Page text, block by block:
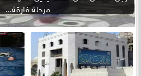
مرحلة فارقة...